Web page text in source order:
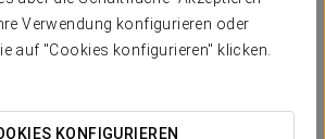
Verwendung konfigurieren oder
auf "Cookies konfigurieren" klicken.
KONFIGURIEREN
€
12 €
deinem Lieblingsmoment der Woche